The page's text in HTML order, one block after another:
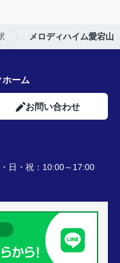
メロディハイム愛宕山
ーム
お問い合わせ
・祝：10:00～17:00